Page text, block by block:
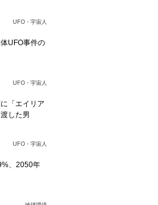
UFO・宇宙人
UFO事件の
UFO・宇宙人
「エイリア
した男
UFO・宇宙人
、2050年